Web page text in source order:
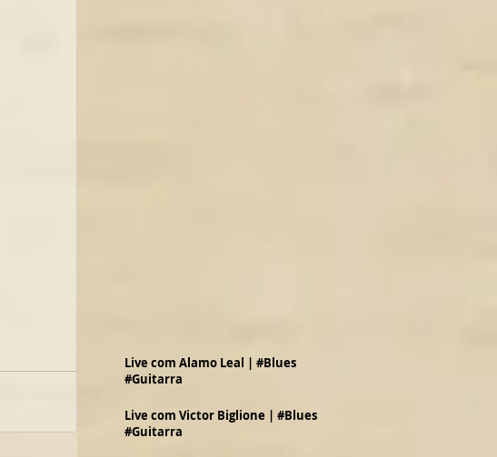
Live com Alamo Leal | #Blues
#Guitarra
Live com Victor Biglione | #Blues
#Guitarra